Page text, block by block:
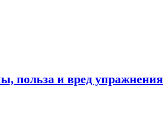
польза и вред упражнения